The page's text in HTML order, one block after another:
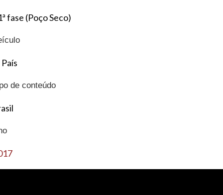
fase (Poço Seco)
de conteúdo